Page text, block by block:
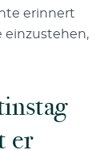
erinnert
einzustehen,
er